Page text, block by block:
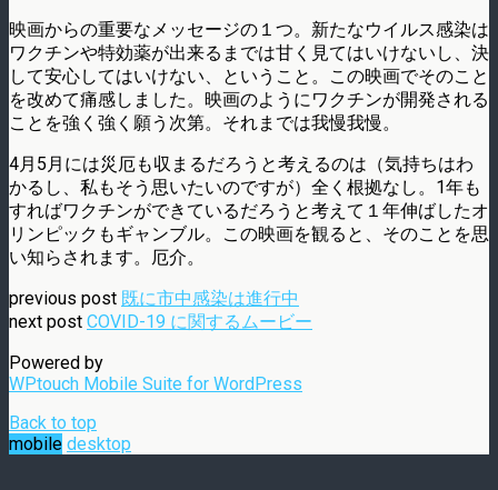
映画からの重要なメッセージの１つ。新たなウイルス感染は
ワクチンや特効薬が出来るまでは甘く見てはいけないし、決
して安心してはいけない、ということ。この映画でそのこと
を改めて痛感しました。映画のようにワクチンが開発される
ことを強く強く願う次第。それまでは我慢我慢。
4月5月には災厄も収まるだろうと考えるのは（気持ちはわ
かるし、私もそう思いたいのですが）全く根拠なし。1年も
すればワクチンができているだろうと考えて１年伸ばしたオ
リンピックもギャンブル。この映画を観ると、そのことを思
い知らされます。厄介。
previous post 既に市中感染は進行中
next post COVID-19 に関するムービー
Powered by
WPtouch Mobile Suite for WordPress
Back to top
mobile desktop